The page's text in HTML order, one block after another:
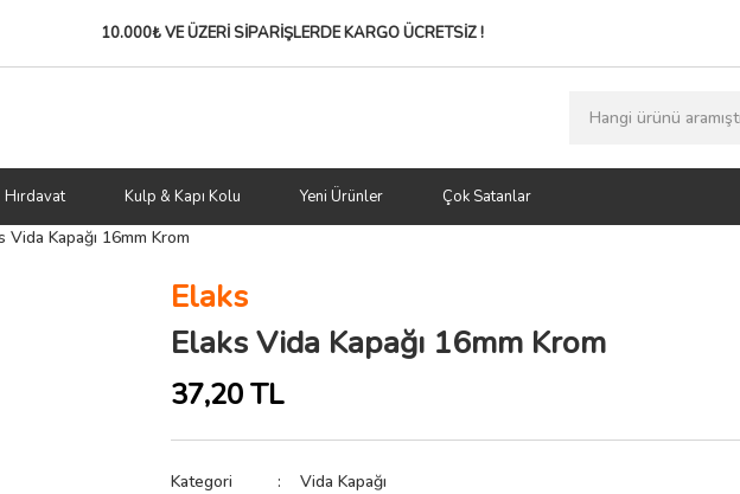
10.000₺ VE ÜZERİ SİPARİŞLERDEKARGO ÜCRETSİZ !
Hırdavat Kulp & Kapı Kolu Yeni Ürünler Çok Satanlar
Vida Kapağı 16mm Krom
Elaks
Elaks Vida Kapağı 16mm Krom
37,20 TL
Kategori
Vida Kapağı